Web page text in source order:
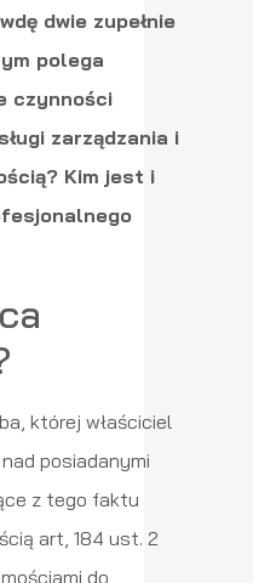
dwie zupełnie
polega
czynności
zarządzania i
Kim jest i
której właściciel
posiadanymi
z tego faktu
art, 184 ust. 2
do